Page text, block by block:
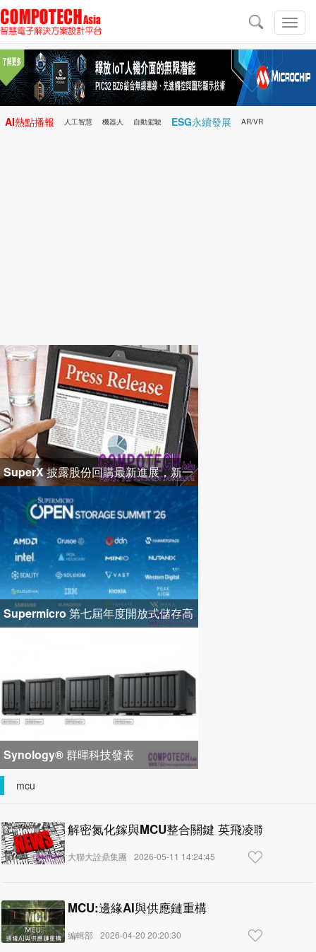
切
換
導
航
AI熱點播報 人工智慧 機器人 自動駕駛 ESG永續發展 AR/VR
SuperX 披露股份回購最新進展，新一
輪迴購落地堅定長期價值成長
Supermicro 第七屆年度開放式儲存高
Synology® 群暉科技發表
DiskStation neo+ 系列，以低入手門
mcu
解密氮化鎵與MCU整合關鍵 英飛凌聯手大聯
大聯大詮鼎集團 2026-05-11 14:24:45
MCU:邊緣AI與供應鏈重構
編輯部 2026-04-20 20:20:30